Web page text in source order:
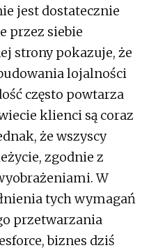
jest dostatecznie
przez siebie
strony pokazuje, że
lojalności
często powtarza
klienci są coraz
że wszyscy
zgodnie z
W
tych wymagań
przetwarzania
biznes dziś